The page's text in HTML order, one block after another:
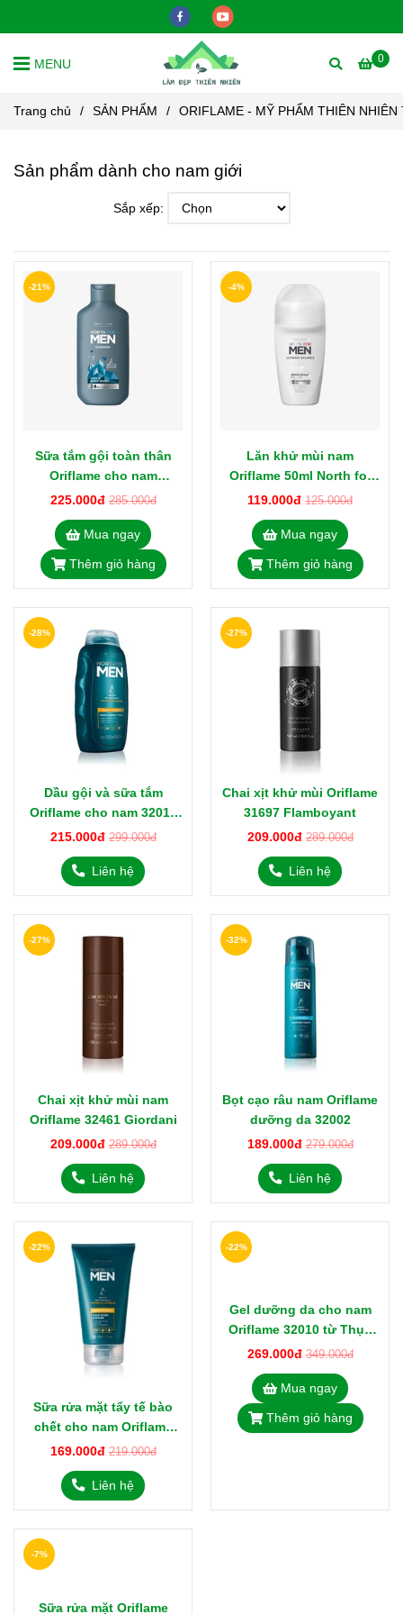
0
MENU
Trang chủ / SẢN PHẨM / ORIFLAME - MỸ PHẨM THIÊN NHIÊN
Sản phẩm dành cho nam giới
Sắp xếp:
Sữa tắm gội toàn thân
Oriflame cho nam
Subzero 35878 North for
225.000đ 285.000đ
-21%
Mua ngay
Thêm giỏ hàng
Lăn khử mùi nam
Oriflame 50ml North for
Men 43927
119.000đ 125.000đ
-4%
Mua ngay
Thêm giỏ hàng
Dầu gội và sữa tắm
Oriflame cho nam 32011
North for Men
215.000đ 299.000đ
-28%
Liên hệ
Chai xịt khử mùi Oriflame
31697 Flamboyant
209.000đ 289.000đ
-27%
Liên hệ
Chai xịt khử mùi nam
Oriflame 32461 Giordani
209.000đ 289.000đ
-27%
Liên hệ
Bọt cạo râu nam Oriflame
dưỡng da 32002
189.000đ 279.000đ
-32%
Liên hệ
Sữa rửa mặt tẩy tế bào
chết cho nam Oriflame
32008 từ Thụy Điển
169.000đ 219.000đ
-22%
Liên hệ
Gel dưỡng da cho nam
Oriflame 32010 từ Thụy
Điển
269.000đ 349.000đ
-22%
Mua ngay
Thêm giỏ hàng
Sữa rửa mặt Oriflame
-7%